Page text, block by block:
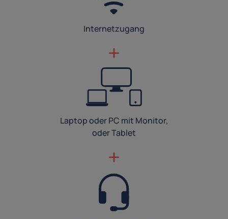
Internetzugang
Laptop oder PC mit Monitor,
oder Tablet